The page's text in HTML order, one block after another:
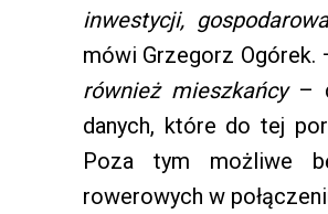
inwestycji,
mówi Grzegorz Ogórek.
również mieszkańcy–
danych, które do tej
Poza tym możliwe
rowerowych w